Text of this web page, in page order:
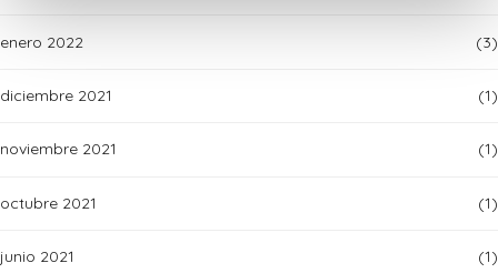
enero 2022 (3)
diciembre 2021 (1)
noviembre 2021 (1)
octubre 2021 (1)
junio 2021 (1)